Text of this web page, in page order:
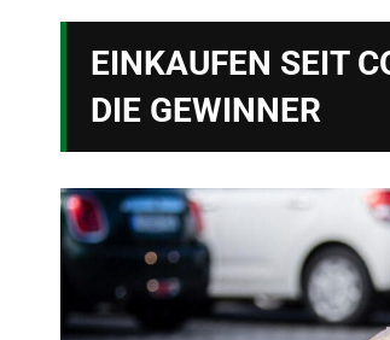
EINKAUFEN SEIT
DIE GEWINNER